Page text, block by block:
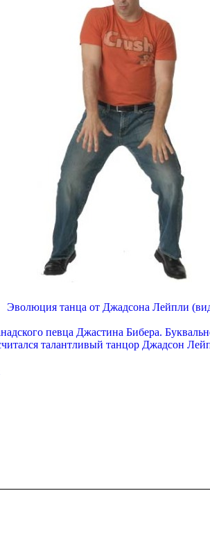
Эволюция танца от Джадсона Лейпли
певца Джастина Бибера.
талантливый танцор Джадсон